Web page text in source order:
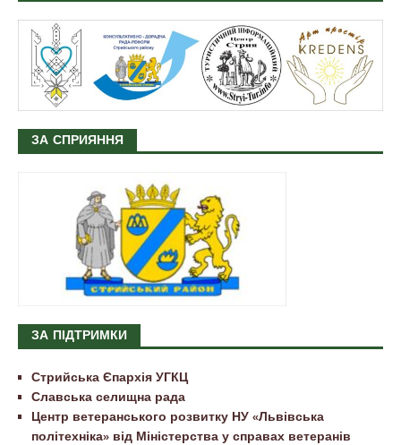
ЗА СПРИЯННЯ
ЗА ПІДТРИМКИ
Стрийська Єпархія УГКЦ
Славська селищна рада
Центр ветеранського розвитку НУ «Львівська
політехніка» від Міністерства у справах ветеранів